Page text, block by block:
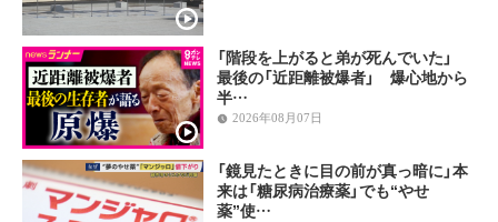
「階段を上がると弟が死んでいた」
最後の「近距離被爆者」 爆心地から
半…
2026年08月07日
「鏡見たときに目の前が真っ暗に」本
来は「糖尿病治療薬」でも“やせ
薬”使…